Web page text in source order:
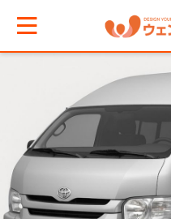
メインメニューへ戻る
マから現地ツアーを探す
送迎
メインメニューへ戻る
アからお役立ち情報を探す